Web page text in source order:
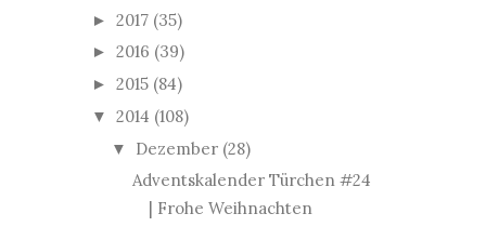
► 2017 (35)
► 2016 (39)
► 2015 (84)
▼ 2014 (108)
▼ Dezember (28)
Adventskalender Türchen #24
| Frohe Weihnachten